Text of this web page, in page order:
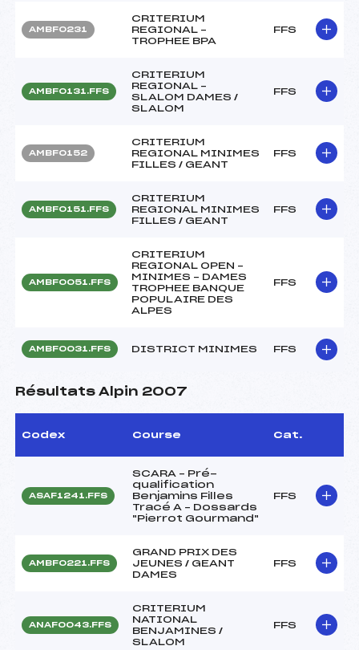
AMBF0231
CRITERIUM
REGIONAL –
TROPHEE BPA
FFS
AMBF0131.FFS
CRITERIUM
REGIONAL –
SLALOM DAMES /
SLALOM
FFS
AMBF0152
CRITERIUM
REGIONAL MINIMES
FILLES / GEANT
FFS
AMBF0151.FFS
CRITERIUM
REGIONAL MINIMES
FILLES / GEANT
FFS
AMBF0051.FFS
CRITERIUM
REGIONAL OPEN –
MINIMES – DAMES
TROPHEE BANQUE
POPULAIRE DES
ALPES
FFS
AMBF0031.FFS DISTRICT MINIMES FFS
Résultats Alpin 2007
Codex Course Cat.
ASAF1241.FFS
SCARA – Pré-
qualification
Benjamins Filles
Tracé A – Dossards
"Pierrot Gourmand"
FFS
AMBF0221.FFS
GRAND PRIX DES
JEUNES / GEANT
DAMES
FFS
ANAF0043.FFS
CRITERIUM
NATIONAL
BENJAMINES /
SLALOM
FFS